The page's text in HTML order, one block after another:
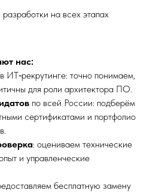
на всех этапах
нас:
в ИТ‑рекрутинге: точно понимаем,
для роли архитектора ПО.
по всей России: подберём
сертификатами и портфолио
: оцениваем технические
и управленческие
бесплатную замену